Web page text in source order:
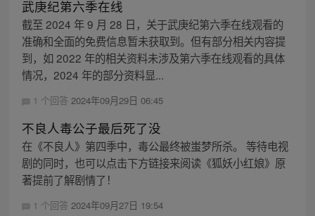
武庚纪第六季在线
截至 2024 年 9 月 28 日，关于武庚纪第六季在线观看的
准确和全面的免费信息暂未获取到。但有部分相关内容提
到，如 2022 年的相关资料未涉及第六季在线观看的具体
情况，2024 年的部分资料显...
1 个回答 2024年09月29日 06:45
不良人毒公子最后死了没
在《不良人》第四季中，毒公最终被蚩梦所杀。 等待电视
剧的同时，也可以点击下方链接来阅读《狐妖小红娘》原
著提前了解剧情了！
1 个回答 2024年09月27日 19:54